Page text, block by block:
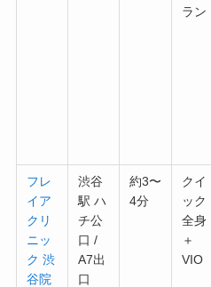
ラン
フレ
イア
クリ
ニッ
ク 渋
谷院
渋谷
駅 ハ
チ公
口 /
A7出
口
約3〜
4分
クイ
ック
全身
＋
VIO